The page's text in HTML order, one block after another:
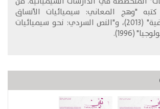
"وهج المعاني: سيميائيات الأنساق
الثقافية" (2013)، و"النص السردي: نحو سيميائيات
(1996).